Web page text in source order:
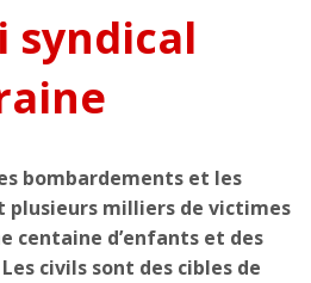
syndical
bombardements et les
milliers de victimes
centaine d’enfants et des
civils sont des cibles de